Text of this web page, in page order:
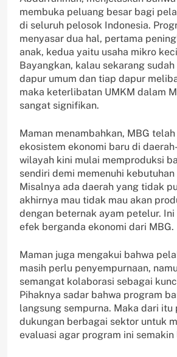
membuka peluang besar bagi
di seluruh pelosok Indonesia.
menyasar dua hal, pertama
anak, kedua yaitu usaha mikro
Bayangkan, kalau sekarang
dapur umum dan tiap dapur
maka keterlibatan UMKM dalam
sangat signifikan.
Maman menambahkan, MBG
ekosistem ekonomi baru di
wilayah kini mulai memproduksi
sendiri demi memenuhi kebutuhan
Misalnya ada daerah yang tidak
akhirnya mau tidak mau akan
dengan beternak ayam petelur.
efek berganda ekonomi dari MBG.
Maman juga mengakui bahwa
masih perlu penyempurnaan,
semangat kolaborasi sebagai
Pihaknya sadar bahwa program
langsung sempurna. Maka dari itu
dukungan berbagai sektor untuk
evaluasi agar program ini semakin